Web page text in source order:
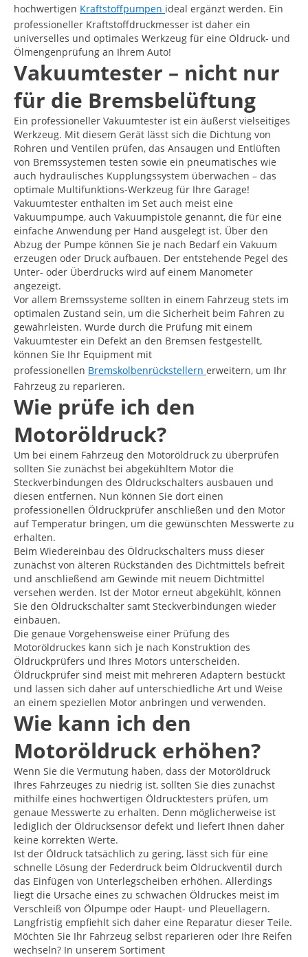
hochwertigen Kraftstoffpumpen ideal ergänzt werden. Ein
professioneller Kraftstoffdruckmesser ist daher ein
universelles und optimales Werkzeug für eine Öldruck- und
Ölmengenprüfung an Ihrem Auto!
Vakuumtester – nicht nur
für die Bremsbelüftung
Ein professioneller Vakuumtester ist ein äußerst vielseitiges
Werkzeug. Mit diesem Gerät lässt sich die Dichtung von
Rohren und Ventilen prüfen, das Ansaugen und Entlüften
von Bremssystemen testen sowie ein pneumatisches wie
auch hydraulisches Kupplungssystem überwachen – das
optimale Multifunktions-Werkzeug für Ihre Garage!
Vakuumtester enthalten im Set auch meist eine
Vakuumpumpe, auch Vakuumpistole genannt, die für eine
einfache Anwendung per Hand ausgelegt ist. Über den
Abzug der Pumpe können Sie je nach Bedarf ein Vakuum
erzeugen oder Druck aufbauen. Der entstehende Pegel des
Unter- oder Überdrucks wird auf einem Manometer
angezeigt.
Vor allem Bremssysteme sollten in einem Fahrzeug stets im
optimalen Zustand sein, um die Sicherheit beim Fahren zu
gewährleisten. Wurde durch die Prüfung mit einem
Vakuumtester ein Defekt an den Bremsen festgestellt,
können Sie Ihr Equipment mit
professionellen Bremskolbenrückstellern erweitern, um Ihr
Fahrzeug zu reparieren.
Wie prüfe ich den
Motoröldruck?
Um bei einem Fahrzeug den Motoröldruck zu überprüfen
sollten Sie zunächst bei abgekühltem Motor die
Steckverbindungen des Öldruckschalters ausbauen und
diesen entfernen. Nun können Sie dort einen
professionellen Öldruckprüfer anschließen und den Motor
auf Temperatur bringen, um die gewünschten Messwerte zu
erhalten.
Beim Wiedereinbau des Öldruckschalters muss dieser
zunächst von älteren Rückständen des Dichtmittels befreit
und anschließend am Gewinde mit neuem Dichtmittel
versehen werden. Ist der Motor erneut abgekühlt, können
Sie den Öldruckschalter samt Steckverbindungen wieder
einbauen.
Die genaue Vorgehensweise einer Prüfung des
Motoröldruckes kann sich je nach Konstruktion des
Öldruckprüfers und Ihres Motors unterscheiden.
Öldruckprüfer sind meist mit mehreren Adaptern bestückt
und lassen sich daher auf unterschiedliche Art und Weise
an einem speziellen Motor anbringen und verwenden.
Wie kann ich den
Motoröldruck erhöhen?
Wenn Sie die Vermutung haben, dass der Motoröldruck
Ihres Fahrzeuges zu niedrig ist, sollten Sie dies zunächst
mithilfe eines hochwertigen Öldrucktesters prüfen, um
genaue Messwerte zu erhalten. Denn möglicherweise ist
lediglich der Öldrucksensor defekt und liefert Ihnen daher
keine korrekten Werte.
Ist der Öldruck tatsächlich zu gering, lässt sich für eine
schnelle Lösung der Federdruck beim Öldruckventil durch
das Einfügen von Unterlegscheiben erhöhen. Allerdings
liegt die Ursache eines zu schwachen Öldruckes meist im
Verschleiß von Ölpumpe oder Haupt- und Pleuellagern.
Langfristig empfiehlt sich daher eine Reparatur dieser Teile.
Möchten Sie Ihr Fahrzeug selbst reparieren oder Ihre Reifen
wechseln? In unserem Sortiment